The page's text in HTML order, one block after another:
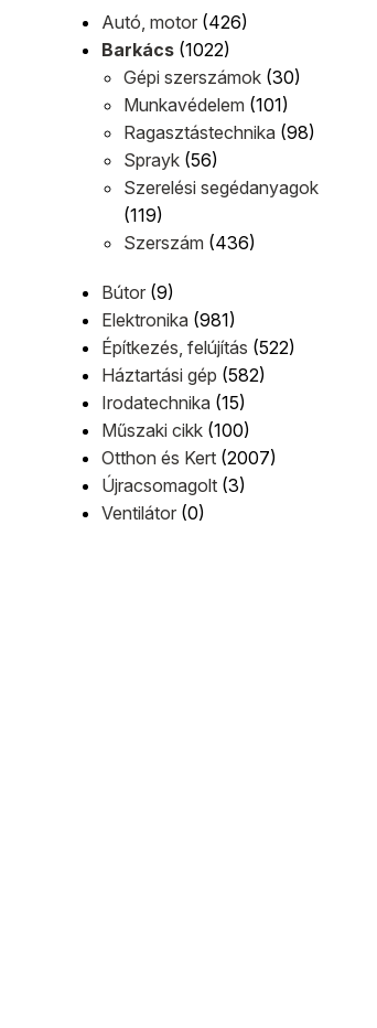
Autó, motor (426)
Barkács (1022)
Gépi szerszámok (30)
Munkavédelem (101)
Ragasztástechnika (98)
Sprayk (56)
Szerelési segédanyagok
(119)
Szerszám (436)
Bútor (9)
Elektronika (981)
Építkezés, felújítás (522)
Háztartási gép (582)
Irodatechnika (15)
Műszaki cikk (100)
Otthon és Kert (2007)
Újracsomagolt (3)
Ventilátor (0)